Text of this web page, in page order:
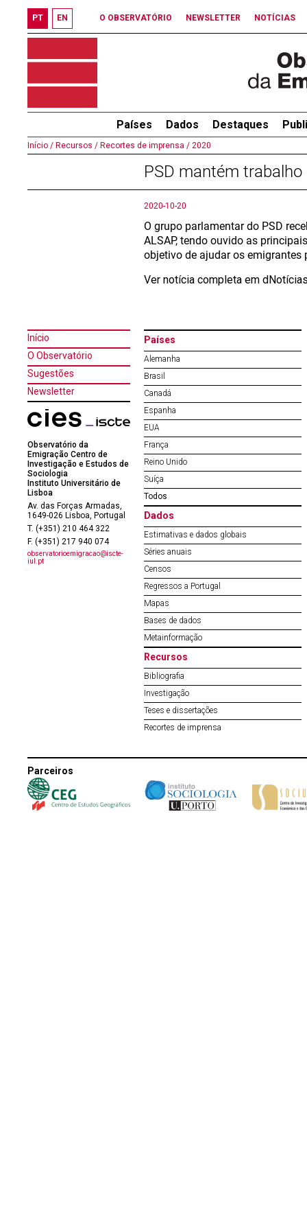
PT EN O OBSERVATÓRIO NEWSLETTER NOTÍCIAS
Países Dados Destaques
Início / Recursos / Recortes de imprensa / 2020
PSD mantém
2020-10-20
O grupo parlamentar do PSD
ALSAP, tendo ouvido as
objetivo de ajudar os emigrantes
Ver notícia completa em
Início
O Observatório
Sugestões
Newsletter
Observatório da
Emigração Centro de
Investigação e Estudos de
Sociologia
Instituto Universitário de
Lisboa
Av. das Forças Armadas,
1649-026 Lisboa, Portugal
T. (+351) 210 464 322
F. (+351) 217 940 074
observatorioemigracao@iscte-
iul.pt
Países
Alemanha
Brasil
Canadá
Espanha
EUA
França
Reino Unido
Suíça
Todos
Dados
Estimativas e dados globais
Séries anuais
Censos
Regressos a Portugal
Mapas
Bases de dados
Metainformação
Recursos
Bibliografia
Investigação
Teses e dissertações
Recortes de imprensa
Parceiros